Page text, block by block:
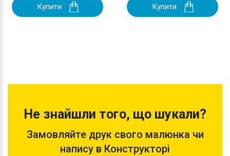
Купити Купити
Не знайшли того, що шукали?
Замовляйте друк свого малюнка чи
напису в Конструкторі